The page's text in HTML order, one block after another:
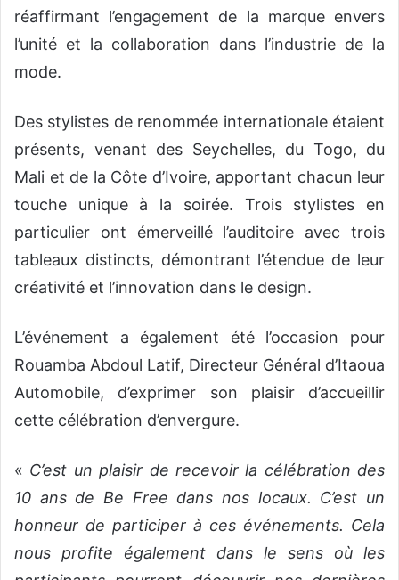
réaffirmant l’engagement de la marque envers
l’unité et la collaboration dans l’industrie de la
mode.
Des stylistes de renommée internationale étaient
présents, venant des Seychelles, du Togo, du
Mali et de la Côte d’Ivoire, apportant chacun leur
touche unique à la soirée. Trois stylistes en
particulier ont émerveillé l’auditoire avec trois
tableaux distincts, démontrant l’étendue de leur
créativité et l’innovation dans le design.
L’événement a également été l’occasion pour
Rouamba Abdoul Latif, Directeur Général d’Itaoua
Automobile, d’exprimer son plaisir d’accueillir
cette célébration d’envergure.
« C’est un plaisir de recevoir la célébration des
10 ans de Be Free dans nos locaux. C’est un
honneur de participer à ces événements. Cela
nous profite également dans le sens où les